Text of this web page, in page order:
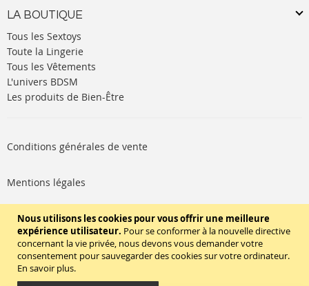
Nous utilisons les cookies pour vous offrir une meilleure
expérience utilisateur. Pour se conformer à la nouvelle directive
concernant la vie privée, nous devons vous demander votre
consentement pour sauvegarder des cookies sur votre ordinateur.
En savoir plus.
LA BOUTIQUE
Tous les Sextoys
Toute la Lingerie
Tous les Vêtements
L'univers BDSM
Les produits de Bien-Être
Conditions générales de vente
Mentions légales
Politique de cookies
SUIVEZ-NOUS